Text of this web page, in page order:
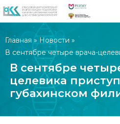
Главная » Новости »
В сентябре четыре врача-
губахинском филиале ГКБ №4
В сентябре
целевика
губахинском